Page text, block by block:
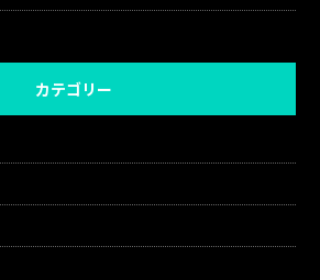
カテゴリー